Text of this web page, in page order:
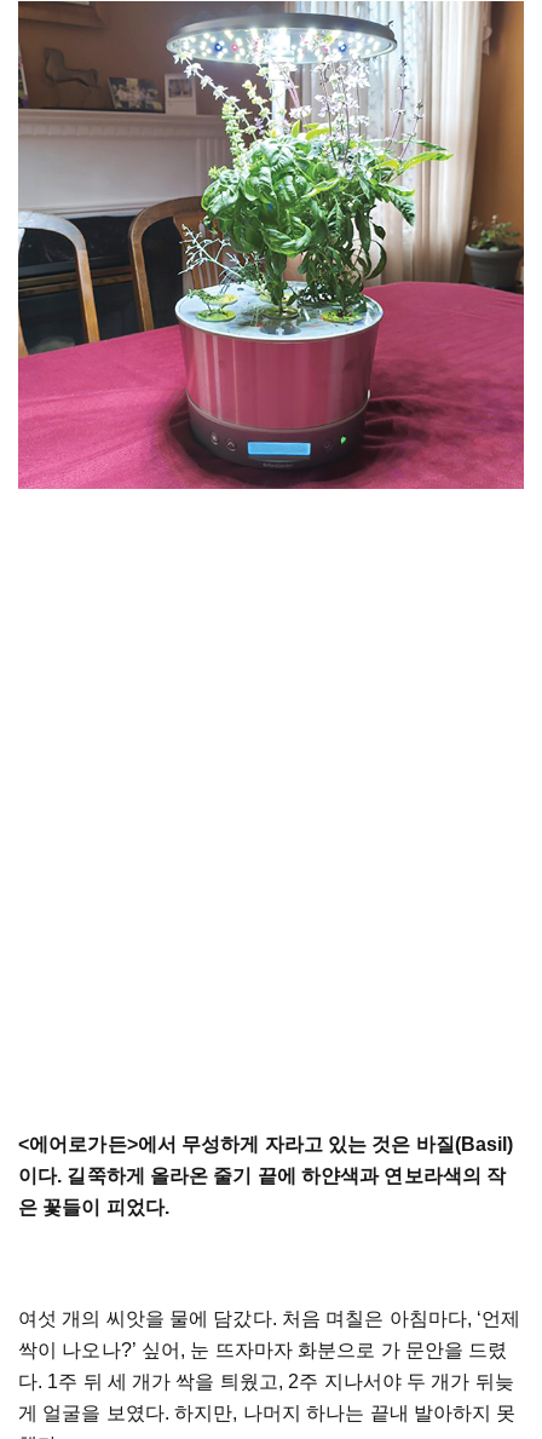
<에어로가든>에서 무성하게 자라고 있는 것은 바질(Basil)
이다. 길쭉하게 올라온 줄기 끝에 하얀색과 연보라색의 작
은 꽃들이 피었다.
여섯 개의 씨앗을 물에 담갔다. 처음 며칠은 아침마다, ‘언제
싹이
나오나?’ 싶어 , 눈 뜨자마자 화분으로 가 문안을 드렸
다. 1주 뒤 세 개가 싹을 틔웠고, 2주 지나서야 두 개가 뒤늦
게 얼굴을 보였다.하지만, 나머지 하나는 끝내 발아하지
못